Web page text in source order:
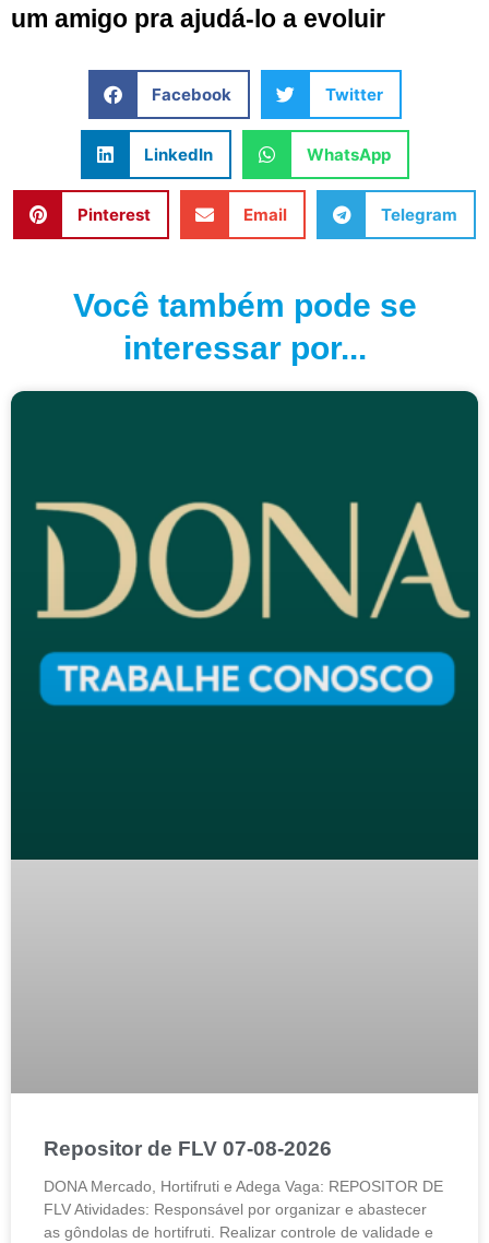
um amigo pra ajudá-lo a evoluir
Facebook Twitter
LinkedIn WhatsApp
Pinterest Email Telegram
Você também pode se
interessar por...
Repositor de FLV 07-08-2026
DONA Mercado, Hortifruti e Adega Vaga: REPOSITOR DE
FLV Atividades: Responsável por organizar e abastecer
as gôndolas de hortifruti. Realizar controle de validade e